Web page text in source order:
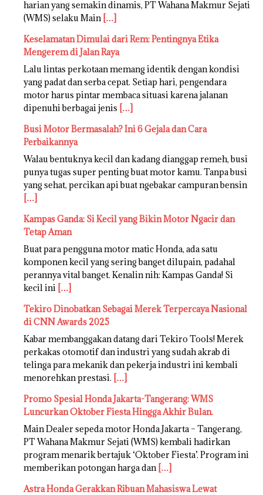
harian yang semakin dinamis, PT Wahana Makmur Sejati
(WMS) selaku Main […]
Keselamatan Dimulai dari Rem: Pentingnya Etika
Mengerem di Jalan Raya
Lalu lintas perkotaan memang identik dengan kondisi
yang padat dan serba cepat. Setiap hari, pengendara
motor harus pintar membaca situasi karena jalanan
dipenuhi berbagai jenis […]
Busi Motor Bermasalah? Ini 6 Gejala dan Cara
Perbaikannya
Walau bentuknya kecil dan kadang dianggap remeh, busi
punya tugas super penting buat motor kamu. Tanpa busi
yang sehat, percikan api buat ngebakar campuran bensin
[…]
Kampas Ganda: Si Kecil yang Bikin Motor Ngacir dan
Tetap Aman
Buat para pengguna motor matic Honda, ada satu
komponen kecil yang sering banget dilupain, padahal
perannya vital banget. Kenalin nih: Kampas Ganda! Si
kecil ini […]
Tekiro Dinobatkan Sebagai Merek Terpercaya Nasional
di CNN Awards 2025
Kabar membanggakan datang dari Tekiro Tools! Merek
perkakas otomotif dan industri yang sudah akrab di
telinga para mekanik dan pekerja industri ini kembali
menorehkan prestasi. […]
Promo Spesial Honda Jakarta-Tangerang: WMS
Luncurkan Oktober Fiesta Hingga Akhir Bulan.
Main Dealer sepeda motor Honda Jakarta – Tangerang,
PT Wahana Makmur Sejati (WMS) kembali hadirkan
program menarik bertajuk ‘Oktober Fiesta’. Program ini
memberikan potongan harga dan […]
Astra Honda Gerakkan Ribuan Mahasiswa Lewat